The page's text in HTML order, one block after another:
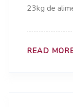
23kg de
READ